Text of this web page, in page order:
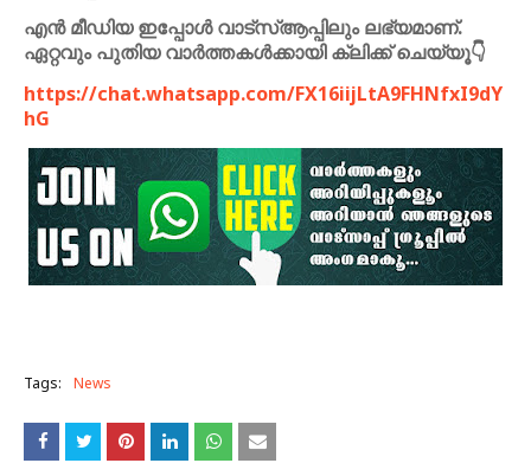
എൻ മീഡിയ ഇപ്പോൾ വാട്സ്ആപ്പിലും ലഭ്യമാണ്.
ഏറ്റവും പുതിയ വാർത്തകൾക്കായി ക്ലിക്ക് ചെയ്യൂ👇
https://chat.whatsapp.com/FX16iijLtA9FHNfxI9dY
hG
Tags: News